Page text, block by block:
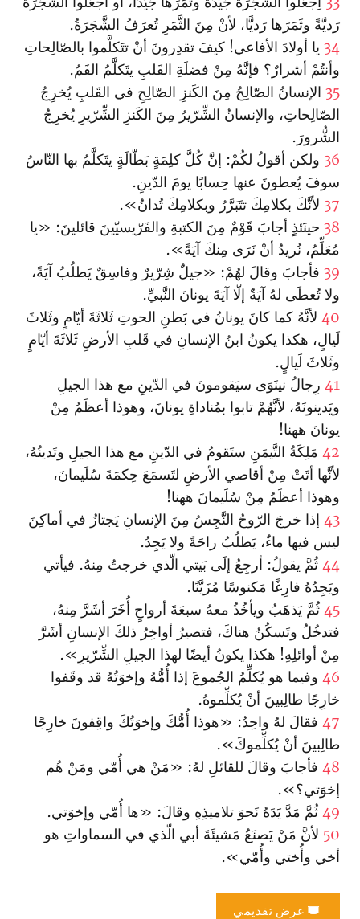
رَديَّةً وثَمَرَها رَديًّا، لأنْ مِنَ الثَّمَرِ تُعرَفُ الشَّجَرَةُ.
34 يا أولادَ الأفاعي! كيفَ تقدِرونَ أنْ تتَكلَّموا بالصّالِحاتِ
وأنتُمْ أشرارٌ؟ فإنَّهُ مِنْ فضلَةِ القَلبِ يتَكلَّمُ الفَمُ.
35 الإنسانُ الصّالِحُ مِنَ الكَنزِ الصّالِحِ في القَلبِ يُخرِجُ
الصّالِحاتِ، والإنسانُ الشِّرّيرُ مِنَ الكَنزِ الشِّرّيرِ يُخرِجُ
الشُّرورَ.
36 ولكن أقولُ لكُمْ: إنَّ كُلَّ كلِمَةٍ بَطّالَةٍ يتَكلَّمُ بها النّاسُ
سوفَ يُعطونَ عنها حِسابًا يومَ الدّينِ.
37 لأنَّكَ بكلامِكَ تتَبَرَّرُ وبكلامِكَ تُدانُ».
38 حينَئذٍ أجابَ قَوْمٌ مِنَ الكتبةِ والفَرّيسيّينَ قائلينَ: «يا
مُعَلِّمُ، نُريدُ أنْ نَرَى مِنكَ آيَةً».
39 فأجابَ وقالَ لهُمْ: «جيلٌ شِرّيرٌ وفاسِقٌ يَطلُبُ آيَةً،
ولا تُعطَى لهُ آيَةٌ إلّا آيَةَ يونانَ النَّبيِّ.
40 لأنَّهُ كما كانَ يونانُ في بَطنِ الحوتِ ثَلاثَةَ أيّامٍ وثَلاثَ
لَيالٍ، هكذا يكونُ ابنُ الإنسانِ في قَلبِ الأرضِ ثَلاثَةَ أيّامٍ
وثَلاثَ لَيالٍ.
41 رِجالُ نينَوَى سيَقومونَ في الدّينِ مع هذا الجيلِ
ويَدينونَهُ، لأنَّهُمْ تابوا بمُناداةِ يونانَ، وهوذا أعظَمُ مِنْ
يونانَ ههنا!
42 مَلِكَةُ التَّيمَنِ ستَقومُ في الدّينِ مع هذا الجيلِ وتَدينُهُ،
لأنَّها أتَتْ مِنْ أقاصي الأرضِ لتَسمَعَ حِكمَةَ سُلَيمانَ،
وهوذا أعظَمُ مِنْ سُلَيمانَ ههنا!
43 إذا خرجَ الرّوحُ النَّجِسُ مِنَ الإنسانِ يَجتازُ في أماكِنَ
ليس فيها ماءٌ، يَطلُبُ راحَةً ولا يَجِدُ.
44 ثُمَّ يقولُ: أرجِعُ إلَى بَيتي الّذي خرجتُ مِنهُ. فيأتي
ويَجِدُهُ فارِغًا مَكنوسًا مُزَيَّنًا.
45 ثُمَّ يَذهَبُ ويأخُذُ معهُ سبعَةَ أرواحٍ أُخَرَ أشَرَّ مِنهُ،
فتدخُلُ وتَسكُنُ هناكَ، فتصيرُ أواخِرُ ذلكَ الإنسانِ أشَرَّ
مِنْ أوائلِهِ! هكذا يكونُ أيضًا لهذا الجيلِ الشِّرّيرِ».
46 وفيما هو يُكلِّمُ الجُموعَ إذا أُمُّهُ وإخوَتُهُ قد وقَفوا
خارِجًا طالِبينَ أنْ يُكلِّموهُ.
47 فقالَ لهُ واحِدٌ: «هوذا أُمُّكَ وإخوَتُكَ واقِفونَ خارِجًا
طالِبينَ أنْ يُكلِّموكَ».
48 فأجابَ وقالَ للقائلِ لهُ: «مَنْ هي أُمّي ومَنْ هُم
إخوَتي؟».
49 ثُمَّ مَدَّ يَدَهُ نَحوَ تلاميذِهِ وقالَ: «ها أُمّي وإخوَتي.
50 لأنَّ مَنْ يَصنَعُ مَشيئَةَ أبي الّذي في السماواتِ هو
أخي وأُختي وأُمّي».
عرض تقديمي